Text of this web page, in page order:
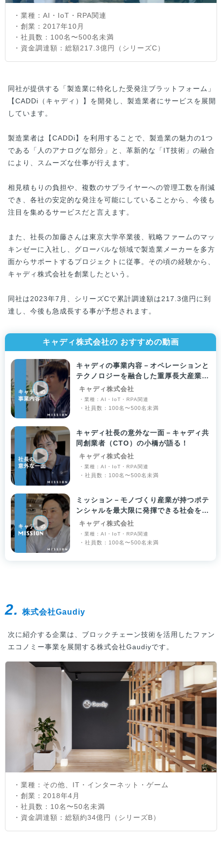
・業種：AI・IoT・RPA関連
・創業：2017年10月
・社員数：100名〜500名未満
・資金調達額：総額217.3億円（シリーズC）
同社が提供する「製造業に特化した受発注ブラットフォーム」
【CADDi（キャディ）】を開発し、製造業者にサービスを展開
しています。
製造業者は【CADDi】を利用することで、製造業の魅力の1つ
である「人のアナログな部分」と、革新的な「IT技術」の融合
により、スムーズな仕事が行えます。
相見積もりの負担や、複数のサプライヤーへの管理工数を削減
でき、各社の安定的な発注を可能にしていることから、今後も
注目を集めるサービスだと言えます。
また、社長の加藤さんは東京大学卒業後、戦略ファームのマッ
キンゼーに入社し、グローバルな領域で製造業メーカーを多方
面からサポートするプロジェクトに従事。その頃の経験から、
キャディ株式会社を創業したという。
同社は2023年7月、シリーズCで累計調達額は217.3億円に到
達し、今後も急成長する事が予想されます。
キャディ株式会社の おすすめの動画
キャディの事業内容－オペレーションと
テクノロジーを融合した重厚長大産業を
変革する
キャディ株式会社
・業種：AI・IoT・RPA関連
・社員数：100名〜500名未満
キャディ社長の意外な一面－キャディ共
同創業者（CTO）の小橋が語る！
キャディ株式会社
・業種：AI・IoT・RPA関連
・社員数：100名〜500名未満
ミッション－モノづくり産業が持つポテ
ンシャルを最大限に発揮できる社会を実
現する
キャディ株式会社
・業種：AI・IoT・RPA関連
・社員数：100名〜500名未満
2. 株式会社Gaudiy
次に紹介する企業は、ブロックチェーン技術を活用したファン
エコノミー事業を展開する株式会社Gaudiyです。
・業種：その他、IT・インターネット・ゲーム
・創業：2018年4月
・社員数：10名〜50名未満
・資金調達額：総額約34億円（シリーズB）